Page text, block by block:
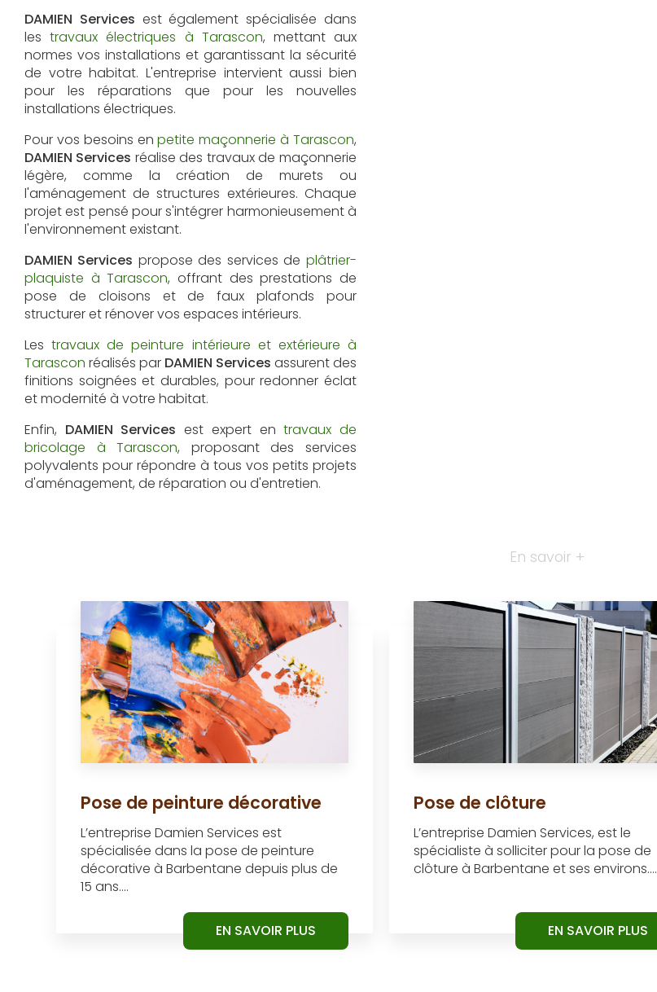
DAMIEN Services est également spécialisée dans
lestravaux électriques à Tarascon, mettant aux
normes vos installations et garantissant la sécurité
de votre habitat. L'entreprise intervient aussi bien
pour les réparations que pour les nouvelles
installations électriques.
Pour vos besoins enpetite maçonnerie à Tarascon,
DAMIEN Services réalise des travaux de maçonnerie
légère, comme la création de murets ou
l'aménagement de structures extérieures. Chaque
projet est pensé pour s'intégrer harmonieusement à
l'environnement existant.
DAMIEN Services propose des services de plâtrier-
plaquiste à Tarascon, offrant des prestations de
pose de cloisons et de faux plafonds pour
structurer et rénover vos espaces intérieurs.
Lestravaux de peinture intérieure et extérieure à
Tarascon réalisés par DAMIEN Services assurent des
finitions soignées et durables, pour redonner éclat
et modernité à votre habitat.
Enfin, DAMIEN Services est expert entravaux de
bricolage à Tarascon, proposant des services
polyvalents pour répondre à tous vos petits projets
d'aménagement, de réparation ou d'entretien.
En savoir +
Pose de peinture décorative
L’entreprise Damien Services est
spécialisée dans la pose de peinture
décorative à Barbentane depuis plus de
15 ans....
EN SAVOIR PLUS
Pose de clôture
L’entreprise Damien Services, est le
spécialiste à solliciter pour la pose de
clôture à Barbentane et ses environs....
EN SAVOIR PLUS